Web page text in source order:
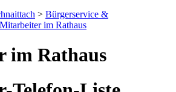
> Bürgerservice &
Mitarbeiter im Rathaus
im Rathaus